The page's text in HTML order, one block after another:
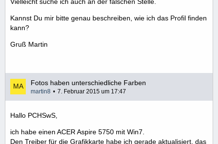
Kannst Du mir bitte genau beschreiben, wie ich das Profil finden
kann?
Gruß Martin
Fotos haben unterschiedliche Farben
martin8 7. Februar 2015 um 17:47
Hallo PCHSwS,
ich habe einen ACER Aspire 5750 mit Win7.
Den Treiber für die Grafikkarte habe ich gerade aktualisiert, das